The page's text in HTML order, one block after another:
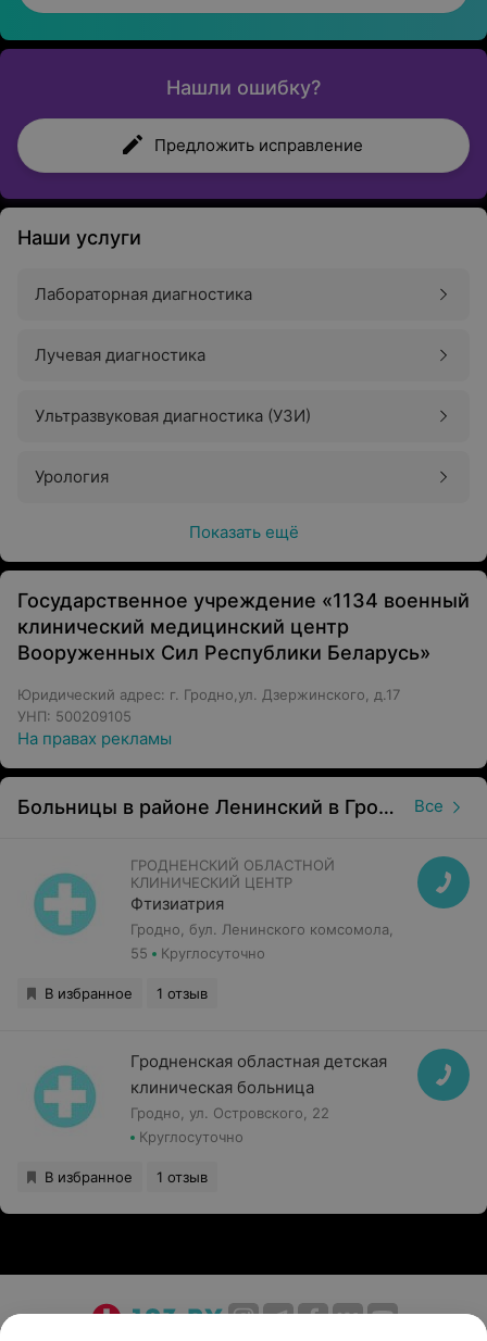
Нашли ошибку?
Предложить исправление
Наши услуги
Лабораторная диагностика
Лучевая диагностика
Ультразвуковая диагностика (УЗИ)
Урология
Показать ещё
Государственное учреждение «1134 военный
клинический медицинский центр
Вооруженных Сил Республики Беларусь»
Юридический адрес: г. Гродно,ул. Дзержинского, д.17
УНП: 500209105
На правах рекламы
Больницы в районе Ленинский в Гродно Все
ГРОДНЕНСКИЙ ОБЛАСТНОЙ
КЛИНИЧЕСКИЙ ЦЕНТР
Фтизиатрия
Гродно, бул. Ленинского комсомола,
55
Круглосуточно
В избранное 1 отзыв
Гродненская областная детская
клиническая больница
Гродно, ул. Островского, 22
Круглосуточно
В избранное 1 отзыв